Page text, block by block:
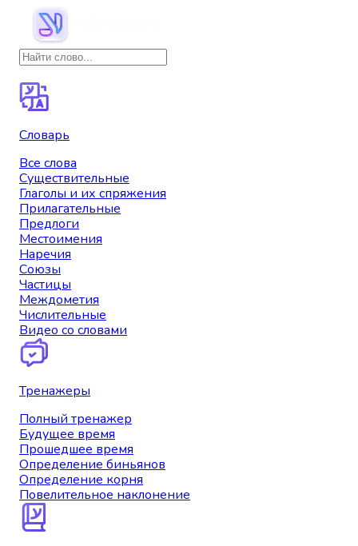
Словарь
Все слова
Существительные
Глаголы и их спряжения
Прилагательные
Предлоги
Местоимения
Наречия
Союзы
Частицы
Междометия
Числительные
Видео со словами
Тренажеры
Полный тренажер
Будущее время
Прошедшее время
Определение биньянов
Определение корня
Повелительное наклонение